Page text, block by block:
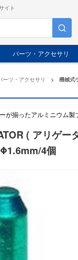
イト
パーツ・アクセサリ
ーツ・アクセサリ > 機械式
が揃ったアルミニウム
( アリゲー
4個